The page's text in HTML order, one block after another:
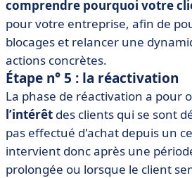
comprendre pourquoi votre
pour votre entreprise, afin de
blocages et relancer une
actions concrètes.
Étape n° 5 : la réactivation
La phase de réactivation a pour
l’intérêt des clients qui se sont
pas effectué d'achat depuis un
intervient donc après une
prolongée ou lorsque le client